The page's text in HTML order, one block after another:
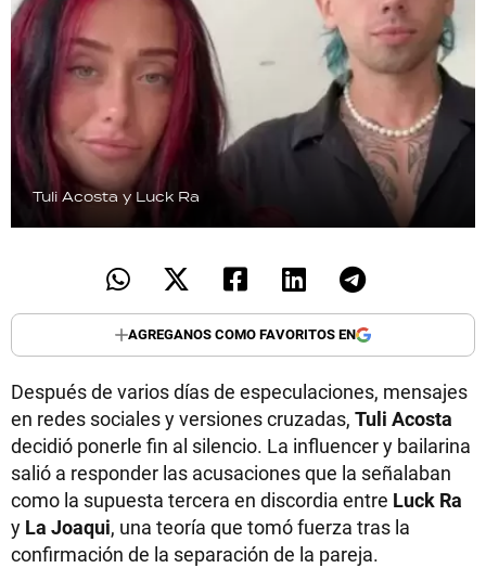
Tuli Acosta y Luck Ra
AGREGANOS COMO FAVORITOS EN
Después de varios días de especulaciones, mensajes
en redes sociales y versiones cruzadas, Tuli Acosta
decidió ponerle fin al silencio. La influencer y bailarina
salió a responder las acusaciones que la señalaban
como la supuesta tercera en discordia entre Luck Ra
y La Joaqui, una teoría que tomó fuerza tras la
confirmación de la separación de la pareja.